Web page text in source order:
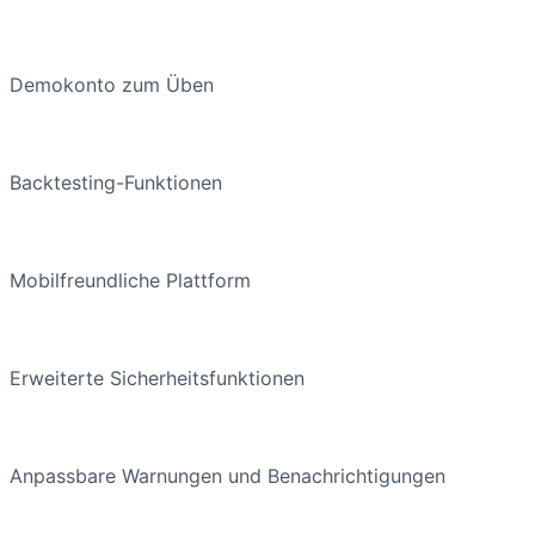
Demokonto zum Üben
Backtesting-Funktionen
Mobilfreundliche Plattform
Erweiterte Sicherheitsfunktionen
Anpassbare Warnungen und Benachrichtigungen